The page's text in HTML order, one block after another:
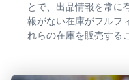
とで、出品情報を常に
報がない在庫がフルフ
れらの在庫を販売する